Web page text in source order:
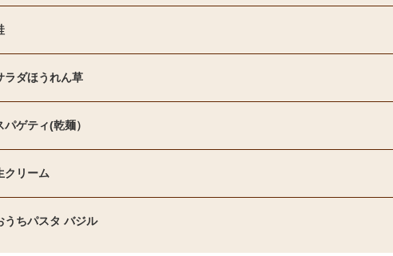
ラダほうれん草
パゲティ(乾麺）
クリーム
うちパスタ バジル